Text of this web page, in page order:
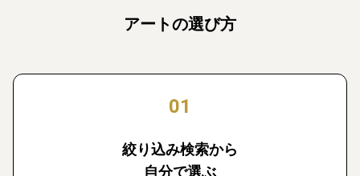
アートの選び方
01
絞り込み検索から
自分で選ぶ